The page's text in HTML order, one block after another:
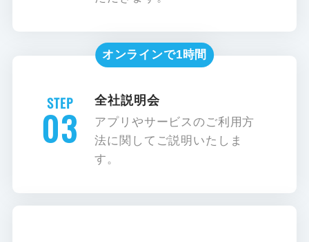
オンラインで1時間
03
全社説明会
アプリやサービスのご利用方
法に関してご説明いたしま
す。